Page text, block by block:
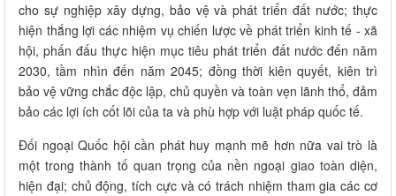
cho sự nghiệp xây dựng, bảo vệ và phát triển đất nước; thực
hiện thắng lợi các nhiệm vụ chiến lược về phát triển kinh tế - xã
hội, phấn đấu thực hiện mục tiêu phát triển đất nước đến năm
2030, tầm nhìn đến năm 2045; đồng thời kiên quyết, kiên trì
bảo vệ vững chắc độc lập, chủ quyền và toàn vẹn lãnh thổ, đảm
bảo các lợi ích cốt lõi của ta và phù hợp với luật pháp quốc tế.
Đối ngoại Quốc hội cần phát huy mạnh mẽ hơn nữa vai trò là
một trong thành tố quan trọng của nền ngoại giao toàn diện,
hiện đại; chủ động, tích cực và có trách nhiệm tham gia các cơ